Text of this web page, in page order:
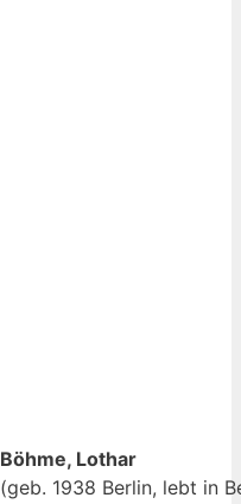
Böhme, Lothar
(geb. 1938 Berlin, lebt in